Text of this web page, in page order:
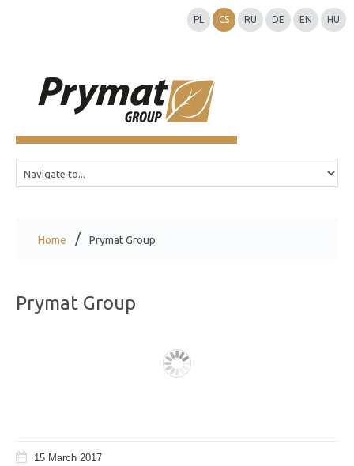
PL CS RU DE EN HU
Home Prymat Group
Prymat Group
15 March 2017